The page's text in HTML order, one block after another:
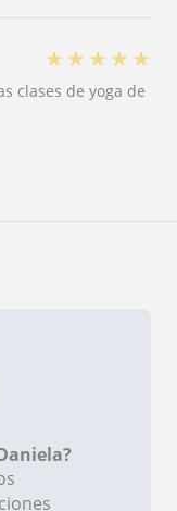
★ ★ ★ ★ ★
clases de yoga de